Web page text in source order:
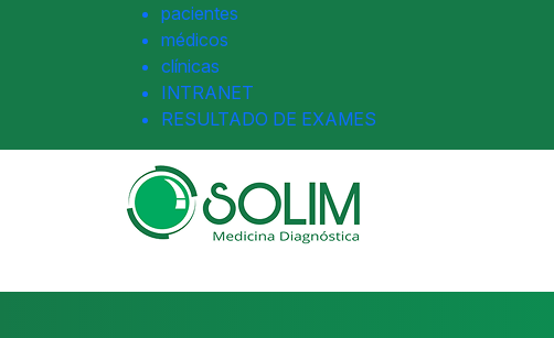
pacientes
médicos
clínicas
INTRANET
RESULTADO DE EXAMES